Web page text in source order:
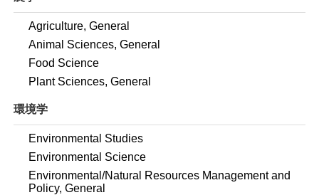
Agriculture, General
Animal Sciences, General
Food Science
Plant Sciences, General
環境学
Environmental Studies
Environmental Science
Environmental/Natural Resources Management and
Policy, General